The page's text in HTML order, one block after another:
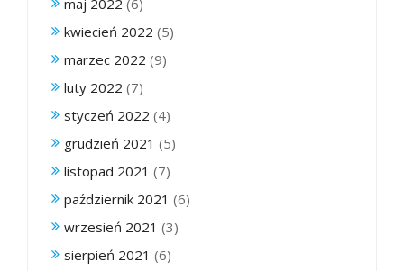
maj 2022 (6)
kwiecień 2022 (5)
marzec 2022 (9)
luty 2022 (7)
styczeń 2022 (4)
grudzień 2021 (5)
listopad 2021 (7)
październik 2021 (6)
wrzesień 2021 (3)
sierpień 2021 (6)